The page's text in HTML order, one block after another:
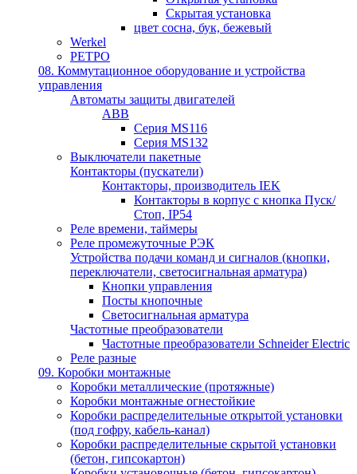
Скрытая установка
цвет сосна, бук, бежевый
Werkel
РЕТРО
08. Коммутационное оборудование и устройства
управления
Автоматы защиты двигателей
ABB
Серия MS116
Серия MS132
Выключатели пакетные
Контакторы (пускатели)
Контакторы, производитель IEK
Контакторы в корпус с кнопка Пуск/
Стоп, IP54
Реле времени, таймеры
Реле промежуточные РЭК
Устройства подачи команд и сигналов (кнопки,
переключатели, светосигнальная арматура)
Кнопки управления
Посты кнопочные
Светосигнальная арматура
Частотные преобразователи
Частотные преобразователи Schneider Electric
Реле разные
09. Коробки монтажные
Коробки металлические (протяжные)
Коробки монтажные огнестойкие
Коробки распределительные открытой установки
(под гофру, кабель-канал)
Коробки распределительные скрытой установки
(бетон, гипсокартон)